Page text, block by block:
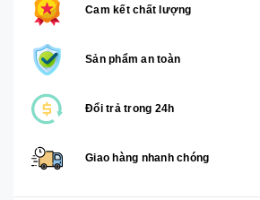
Cam kết chất lượng
Sản phẩm an toàn
Đổi trả trong 24h
Giao hàng nhanh chóng